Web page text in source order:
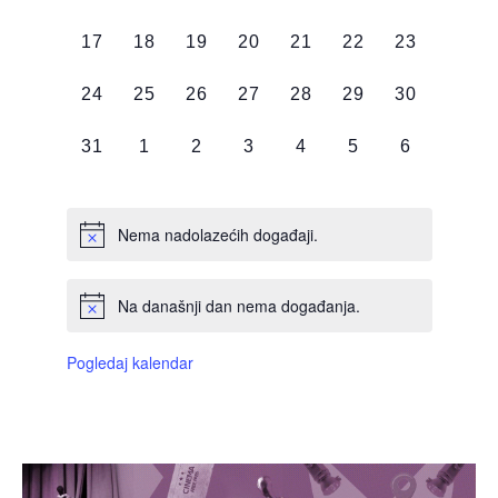
0
17
0
18
0
19
0
20
0
21
0
22
0
23
0
24
0
25
0
26
0
27
0
28
0
29
0
30
0
31
0
1
0
2
0
3
0
4
0
5
0
6
Nema nadolazećih događaji.
Na današnji dan nema događanja.
Pogledaj kalendar